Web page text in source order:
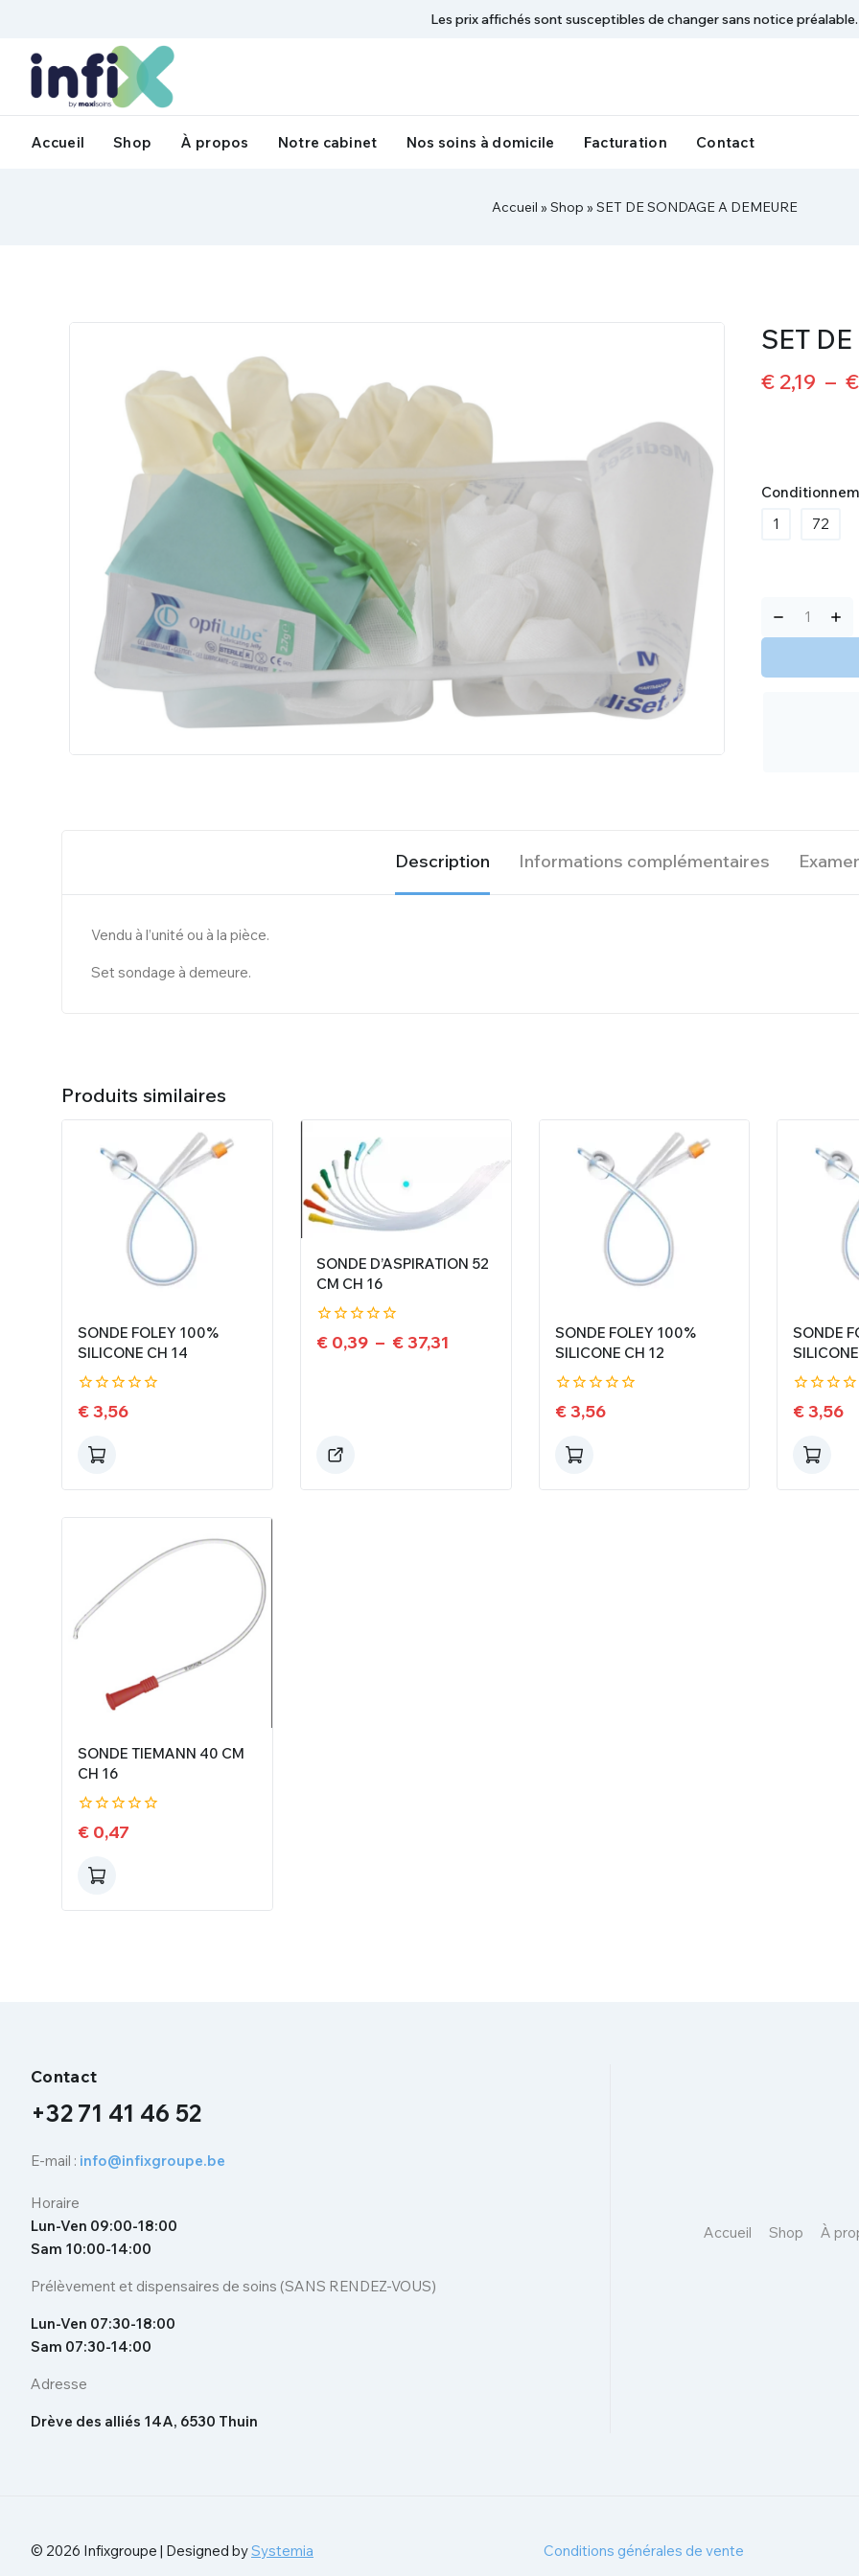
Les prix affichés sont susceptibles de changer sans notice préalable.
Accueil Shop À propos Notre cabinet Nos soins à domicile Facturation Contact
Accueil » Shop » SET DE SONDAGE A DEMEURE
SET
€ 2,19 – €
1
72
Description Informations complémentaires
Vendu à l’unité ou à la pièce.
Set sondage à demeure.
Produits similaires
SONDE FOLEY 100%
SILICONE CH 14
0
de
€3,56
SONDE D’ASPIRATION 52
CM CH 16
0
de
€0,39 – €37,31
SONDE FOLEY 100%
SILICONE CH 12
0
de
€3,56
SONDE
0
de
€3,56
SONDE TIEMANN 40 CM
CH 16
0
de
€ 0,47
Contact
+32 71 41 46 52
E-mail : info@infixgroupe.be
Horaire
Lun-Ven 09:00-18:00
Sam 10:00-14:00
Prélèvement et dispensaires de soins (SANS RENDEZ-VOUS)
Lun-Ven 07:30-18:00
Sam 07:30-14:00
Adresse
Drève des alliés 14A, 6530 Thuin
Accueil Shop À
© 2026 Infixgroupe | Designed bySystemia Conditions générales de vente